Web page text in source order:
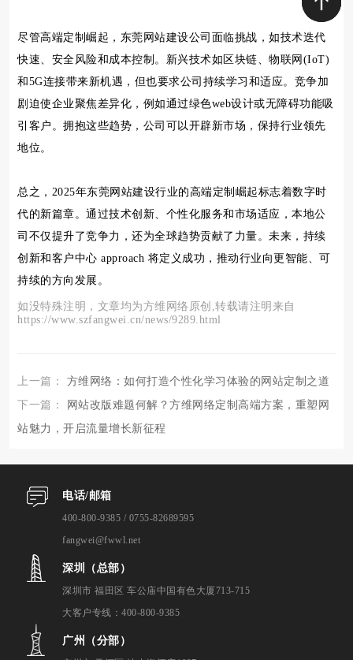
尽管高端定制崛起，东莞网站建设公司面临挑战，如技术迭代
快速、安全风险和成本控制。新兴技术如区块链、物联网(IoT)
和5G连接带来新机遇，但也要求公司持续学习和适应。竞争加
剧迫使企业聚焦差异化，例如通过绿色web设计或无障碍功能吸
引客户。拥抱这些趋势，公司可以开辟新市场，保持行业领先
地位。
总之，2025年东莞网站建设行业的高端定制崛起标志着数字时
代的新篇章。通过技术创新、个性化服务和市场适应，本地公
司不仅提升了竞争力，还为全球趋势贡献了力量。未来，持续
创新和客户中心 approach 将定义成功，推动行业向更智能、可
持续的方向发展。
如没特殊注明，文章均为方维网络原创,转载请注明来自
https://www.szfangwei.cn/news/9289.html
上一篇： 方维网络：如何打造个性化学习体验的网站定制之道
下一篇：
网站改版难题何解？方维网络定制高端方案，重塑网
站魅力，开启流量增长新征程
电话/邮箱
400-800-9385 / 0755-82689595
fangwei@fwwl.net
深圳（总部）
深圳市 福田区 车公庙中国有色大厦713-715
大客户专线：400-800-9385
广州（分部）